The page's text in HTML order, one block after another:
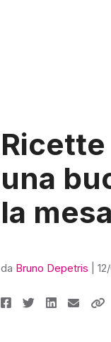
una
la
da Bruno Depetris